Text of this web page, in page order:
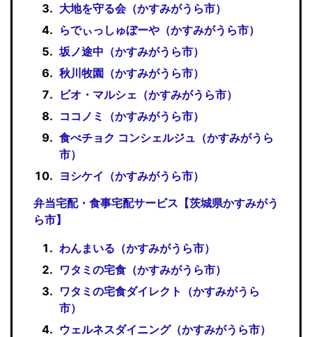
大地を守る会（かすみがうら市）
らでぃっしゅぼーや（かすみがうら市）
坂ノ途中（かすみがうら市）
秋川牧園（かすみがうら市）
ビオ・マルシェ（かすみがうら市）
ココノミ（かすみがうら市）
食べチョク コンシェルジュ（かすみがうら
市）
ヨシケイ（かすみがうら市）
弁当宅配・食事宅配サービス【茨城県かすみがう
ら市】
わんまいる（かすみがうら市）
ワタミの宅食（かすみがうら市）
ワタミの宅食ダイレクト（かすみがうら
市）
ウェルネスダイニング（かすみがうら市）